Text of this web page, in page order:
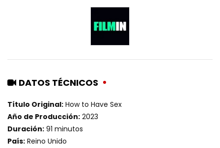
DATOS TÉCNICOS
Título Original: How to Have Sex
Año de Producción: 2023
Duración: 91 minutos
País: Reino Unido